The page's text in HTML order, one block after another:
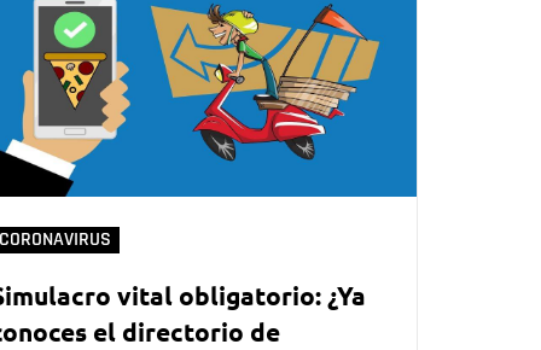
CORONAVIRUS
vital obligatorio: ¿Ya
el directorio de